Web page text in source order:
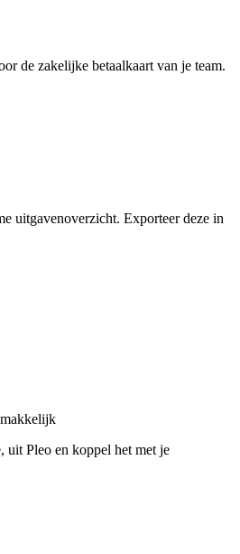
de zakelijke betaalkaart van je team.
uitgavenoverzicht. Exporteer deze in
uit Pleo en koppel het met je